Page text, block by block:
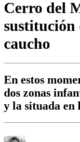
Cerro del
sustitución
caucho
En estos
dos zonas
y la situada en